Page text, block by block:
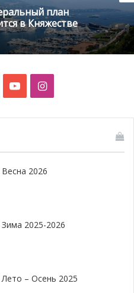
и целям
на других
эры» – команду из
с 4 300 отелями в 100
евро.
о современных
мобильных
очень простыми в
план
в Княжестве
YouTubeInstagram
2026
2025-2026
– Осень 2025